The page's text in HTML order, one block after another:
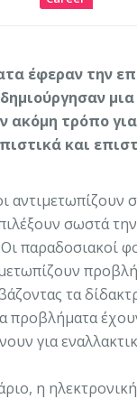
έφεραν την
ακόμη τρόπο
και
αντιμετωπίζουν
σωστά
παραδοσιακοί
τα
προβλήματα
για
η